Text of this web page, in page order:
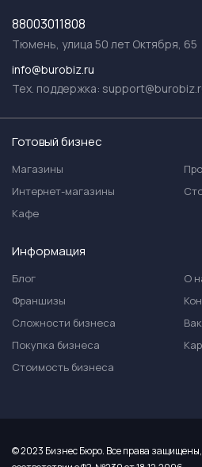
88003011808
Тюмень, улица 50 лет Октября, 65
info@burobiz.ru
Тех. поддержка:
Готовый бизнес
Магазины
Интернет-магазины
Кафе
Информация
Блог
Франшизы
Сложности бизнеса
Покупка бизнеса
Стоимость бизнеса
О
© 2023 Бизнес Бюро. Все права